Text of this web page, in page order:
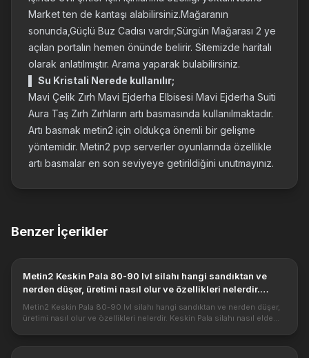
Market ten de kantaşı alabilirsiniz.Mağaranın
sonunda,Güçlü Buz Cadısı vardır,Sürgün Mağarası 2 ye
açılan portalın hemen önünde belirir. Sitemizde haritalı
olarak anlatılmıştır. Arama yaparak bulabilirsiniz.
Su Kristali Nerede kullanılır;
Mavi Çelik Zırh Mavi Ejderha Elbisesi Mavi Ejderha Suiti
Aura Taş Zırh Zırhların artı basmasında kullanılmaktadır.
Artı basmak metin2 için oldukça önemli bir gelişme
yöntemidir. Metin2 pvp serverler oyunlarında özellikle
artı basmalar en son seviyeye getirildiğini unutmayınız.
Benzer İçerikler
Metin2 Keskin Pala 80-90 lvl silahı hangi sandıktan ve
nerden düşer, üretimi nasıl olur ve özellikleri nelerdir.
Keskin ...
Metin2 Keskin Pala 80-90 lvl silahı hangi sandıktan ve nerden düşer,
üretimi nasıl olur ve özellikleri nelerdir. Keskin Pala silahı nasıl elde